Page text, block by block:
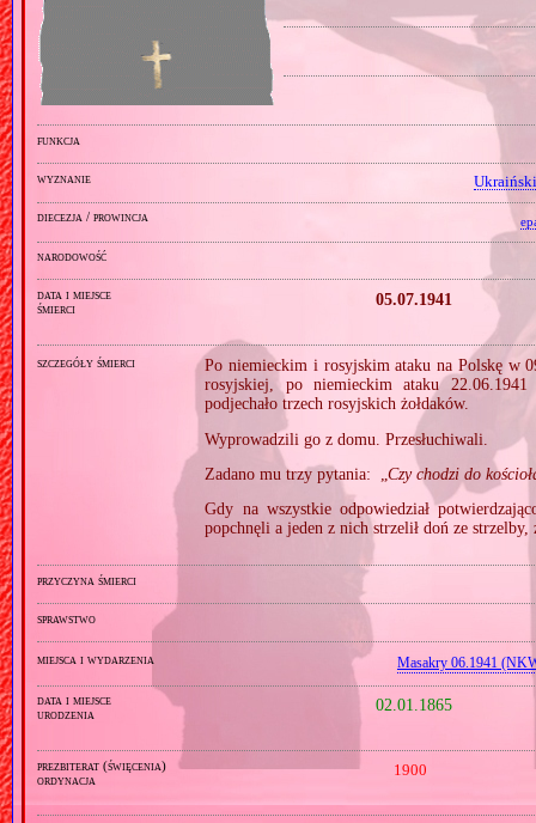
funkcja
wyznanie
diecezja / prowincja
narodowość
data i miejsce
śmierci
05.07.1941
szczegóły śmierci
Po niemieckim i rosyjskim ataku na Polskę w
rosyjskiej, po niemieckim ataku
podjechało trzech rosyjskich żołdaków.
Wyprowadzili go z domu. Przesłuchiwali.
Zadano mu trzy pytania: „Czy chodzi do
Gdy na wszystkie odpowiedział
popchnęli a jeden z nich strzelił doń ze
przyczyna śmierci
sprawstwo
miejsca i wydarzenia Masakry 06.1941
data i miejsce
urodzenia
02.01.1865
prezbiterat (święcenia)
ordynacja
1900